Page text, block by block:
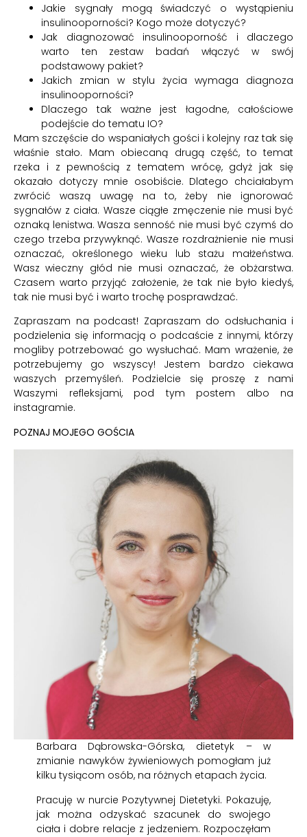
Jakie sygnały mogą świadczyć o wystąpieniu
insulinooporności? Kogo może dotyczyć?
Jak diagnozować insulinooporność i dlaczego
warto ten zestaw badań włączyć w swój
podstawowy pakiet?
Jakich zmian w stylu życia wymaga diagnoza
insulinooporności?
Dlaczego tak ważne jest łagodne, całościowe
podejście do tematu IO?
Mam szczęście do wspaniałych gości i kolejny raz tak się
właśnie stało. Mam obiecaną drugą część, to temat
rzeka i z pewnością z tematem wrócę, gdyż jak się
okazało dotyczy mnie osobiście. Dlatego chciałabym
zwrócić waszą uwagę na to, żeby nie ignorować
sygnałów z ciała. Wasze ciągłe zmęczenie nie musi być
oznaką lenistwa. Wasza senność nie musi być czymś do
czego trzeba przywyknąć. Wasze rozdrażnienie nie musi
oznaczać, określonego wieku lub stażu małżeństwa.
Wasz wieczny głód nie musi oznaczać, że obżarstwa.
Czasem warto przyjąć założenie, że tak nie było kiedyś,
tak nie musi być i warto trochę posprawdzać.
Zapraszam na podcast! Zapraszam do odsłuchania i
podzielenia się informacją o podcaście z innymi, którzy
mogliby potrzebować go wysłuchać. Mam wrażenie, że
potrzebujemy go wszyscy! Jestem bardzo ciekawa
waszych przemyśleń. Podzielcie się proszę z nami
Waszymi refleksjami, pod tym postem albo na
instagramie.
POZNAJ MOJEGO GOŚCIA
Barbara Dąbrowska-Górska, dietetyk – w
zmianie nawyków żywieniowych pomogłam już
kilku tysiącom osób, na różnych etapach życia.
Pracuję w nurcie Pozytywnej Dietetyki. Pokazuję,
jak można odzyskać szacunek do swojego
ciała i dobre relacje z jedzeniem. Rozpoczęłam